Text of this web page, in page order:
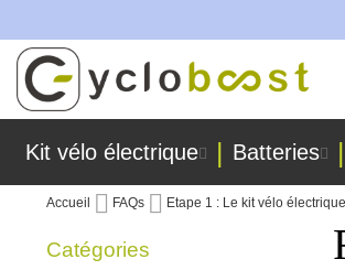
Allez
au
contenu
Kit vélo électrique Batteries
Accueil FAQs Etape 1 : Le kit vélo
Catégories